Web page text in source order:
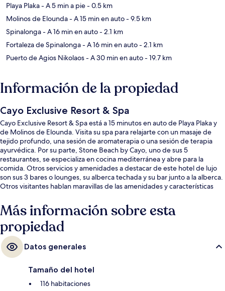
Playa Plaka- A 5 min a pie- 0.5 km
Molinos de Elounda- A 15 min en auto- 9.5 km
Spinalonga- A 16 min en auto- 2.1 km
Fortaleza de Spinalonga- A 16 min en auto- 2.1 km
Puerto de Agios Nikolaos- A 30 min en auto- 19.7 km
Información de la propiedad
Cayo Exclusive Resort & Spa
Cayo Exclusive Resort & Spa está a 15 minutos en auto de Playa Plaka y
de Molinos de Elounda. Visita su spa para relajarte con un masaje de
tejido profundo, una sesión de aromaterapia o una sesión de terapia
ayurvédica. Por su parte, Stone Beach by Cayo, uno de sus 5
restaurantes, se especializa en cocina mediterránea y abre para la
comida. Otros servicios y amenidades a destacar de este hotel de lujo
son sus 3 bares o lounges, su alberca techada y su bar junto a la alberca.
Otros visitantes hablan maravillas de las amenidades y características
Más información sobre esta
propiedad
Datos generales
Tamaño del hotel
116 habitaciones